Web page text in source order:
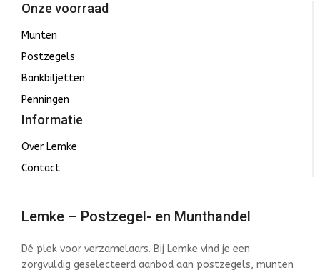
Onze voorraad
Munten
Postzegels
Bankbiljetten
Penningen
Informatie
Over Lemke
Contact
Lemke – Postzegel- en Munthandel
Dé plek voor verzamelaars. Bij Lemke vind je een
zorgvuldig geselecteerd aanbod aan postzegels, munten